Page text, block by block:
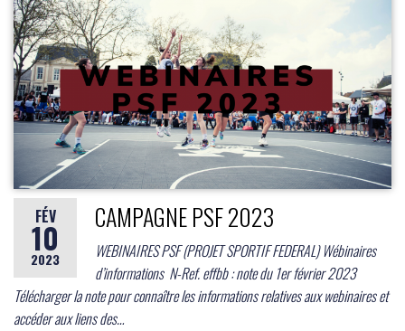
FÉV
10
2023
CAMPAGNE PSF 2023
WEBINAIRES PSF (PROJET SPORTIF FEDERAL) Wébinaires
d’informations N-Ref. effbb : note du 1er février 2023
Télécharger la note pour connaître les informations relatives aux webinaires et
accéder aux liens des…